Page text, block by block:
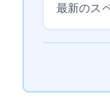
最新のス